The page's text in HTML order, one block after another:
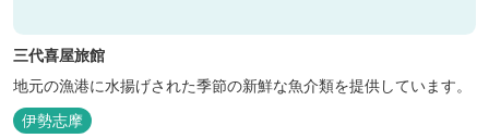
三代喜屋旅館
地元の漁港に水揚げされた季節の新鮮な魚介類を提供しています。
伊勢志摩